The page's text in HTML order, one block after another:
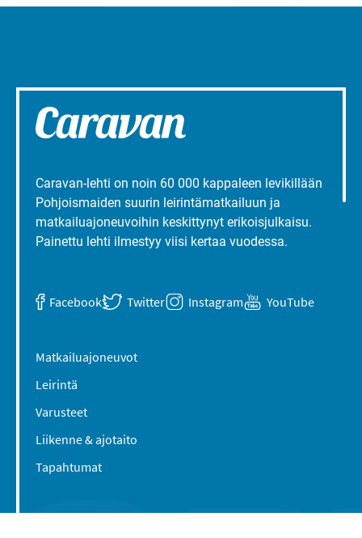
Caravan-lehti on noin 60 000 kappaleen levikillään
Pohjoismaiden suurin leirintämatkailuun ja
matkailuajoneuvoihin keskittynyt erikoisjulkaisu.
Painettu lehti ilmestyy viisi kertaa vuodessa.
Facebook Twitter Instagram YouTube
Matkailuajoneuvot
Leirintä
Varusteet
Liikenne & ajotaito
Tapahtumat